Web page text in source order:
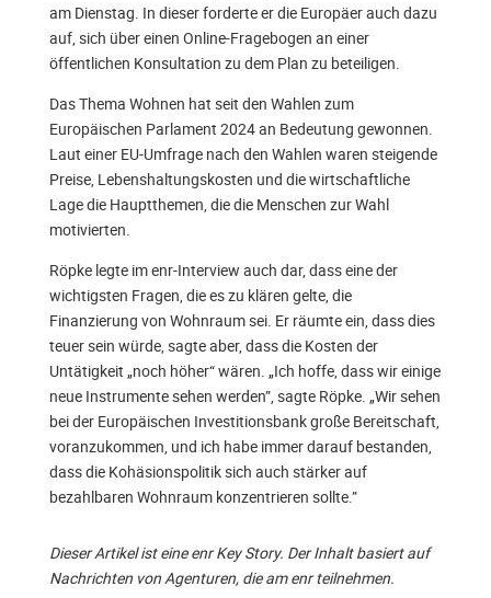
am Dienstag. In dieser forderte er die Europäer auch dazu
auf, sich über einen Online-Fragebogen an einer
öffentlichen Konsultation zu dem Plan zu beteiligen.
Das Thema Wohnen hat seit den Wahlen zum
Europäischen Parlament 2024 an Bedeutung gewonnen.
Laut einer EU-Umfrage nach den Wahlen waren steigende
Preise, Lebenshaltungskosten und die wirtschaftliche
Lage die Hauptthemen, die die Menschen zur Wahl
motivierten.
Röpke legte im enr-Interview auch dar, dass eine der
wichtigsten Fragen, die es zu klären gelte, die
Finanzierung von Wohnraum sei. Er räumte ein, dass dies
teuer sein würde, sagte aber, dass die Kosten der
Untätigkeit „noch höher“ wären. „Ich hoffe, dass wir einige
neue Instrumente sehen werden”, sagte Röpke. „Wir sehen
bei der Europäischen Investitionsbank große Bereitschaft,
voranzukommen, und ich habe immer darauf bestanden,
dass die Kohäsionspolitik sich auch stärker auf
bezahlbaren Wohnraum konzentrieren sollte.”
Dieser Artikel ist eine enr Key Story. Der Inhalt basiert auf
Nachrichten von Agenturen, die am enr teilnehmen.